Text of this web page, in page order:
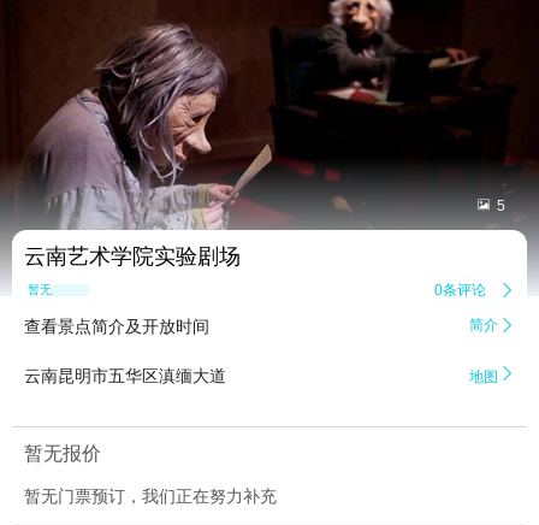
 5
​云南艺术学院实验剧场
暂无点评 0条评论 
查看景点简介及开放时间 简介 
云南昆明市五华区滇缅大道 地图 
暂无报价
暂无门票预订，我们正在努力补充